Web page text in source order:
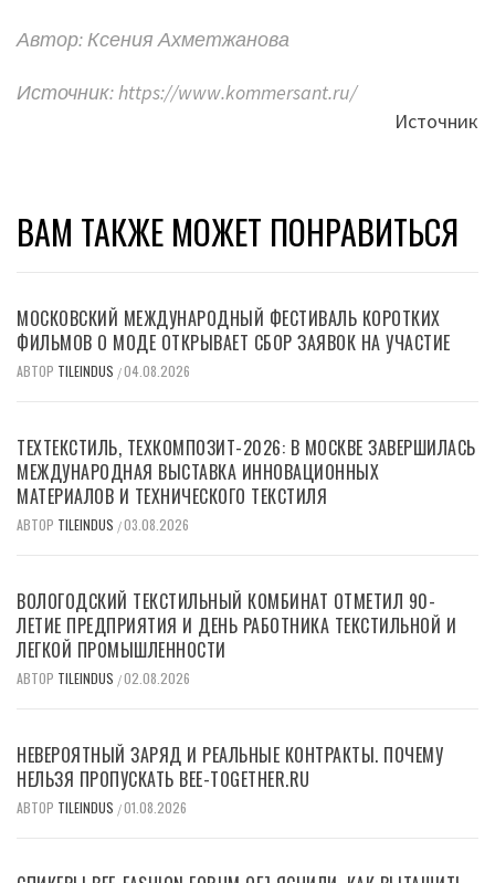
Автор: Ксения Ахметжанова
Источник: https://www.kommersant.ru/
Источник
ВАМ ТАКЖЕ МОЖЕТ ПОНРАВИТЬСЯ
МОСКОВСКИЙ МЕЖДУНАРОДНЫЙ ФЕСТИВАЛЬ КОРОТКИХ
ФИЛЬМОВ О МОДЕ ОТКРЫВАЕТ СБОР ЗАЯВОК НА УЧАСТИЕ
АВТОР TILEINDUS /04.08.2026
ТЕХТЕКСТИЛЬ, ТЕХКОМПОЗИТ-2026: В МОСКВЕ ЗАВЕРШИЛАСЬ
МЕЖДУНАРОДНАЯ ВЫСТАВКА ИННОВАЦИОННЫХ
МАТЕРИАЛОВ И ТЕХНИЧЕСКОГО ТЕКСТИЛЯ
АВТОР TILEINDUS /03.08.2026
ВОЛОГОДСКИЙ ТЕКСТИЛЬНЫЙ КОМБИНАТ ОТМЕТИЛ 90-
ЛЕТИЕ ПРЕДПРИЯТИЯ И ДЕНЬ РАБОТНИКА ТЕКСТИЛЬНОЙ И
ЛЕГКОЙ ПРОМЫШЛЕННОСТИ
АВТОР TILEINDUS /02.08.2026
НЕВЕРОЯТНЫЙ ЗАРЯД И РЕАЛЬНЫЕ КОНТРАКТЫ. ПОЧЕМУ
НЕЛЬЗЯ ПРОПУСКАТЬ BEE-TOGETHER.RU
АВТОР TILEINDUS /01.08.2026